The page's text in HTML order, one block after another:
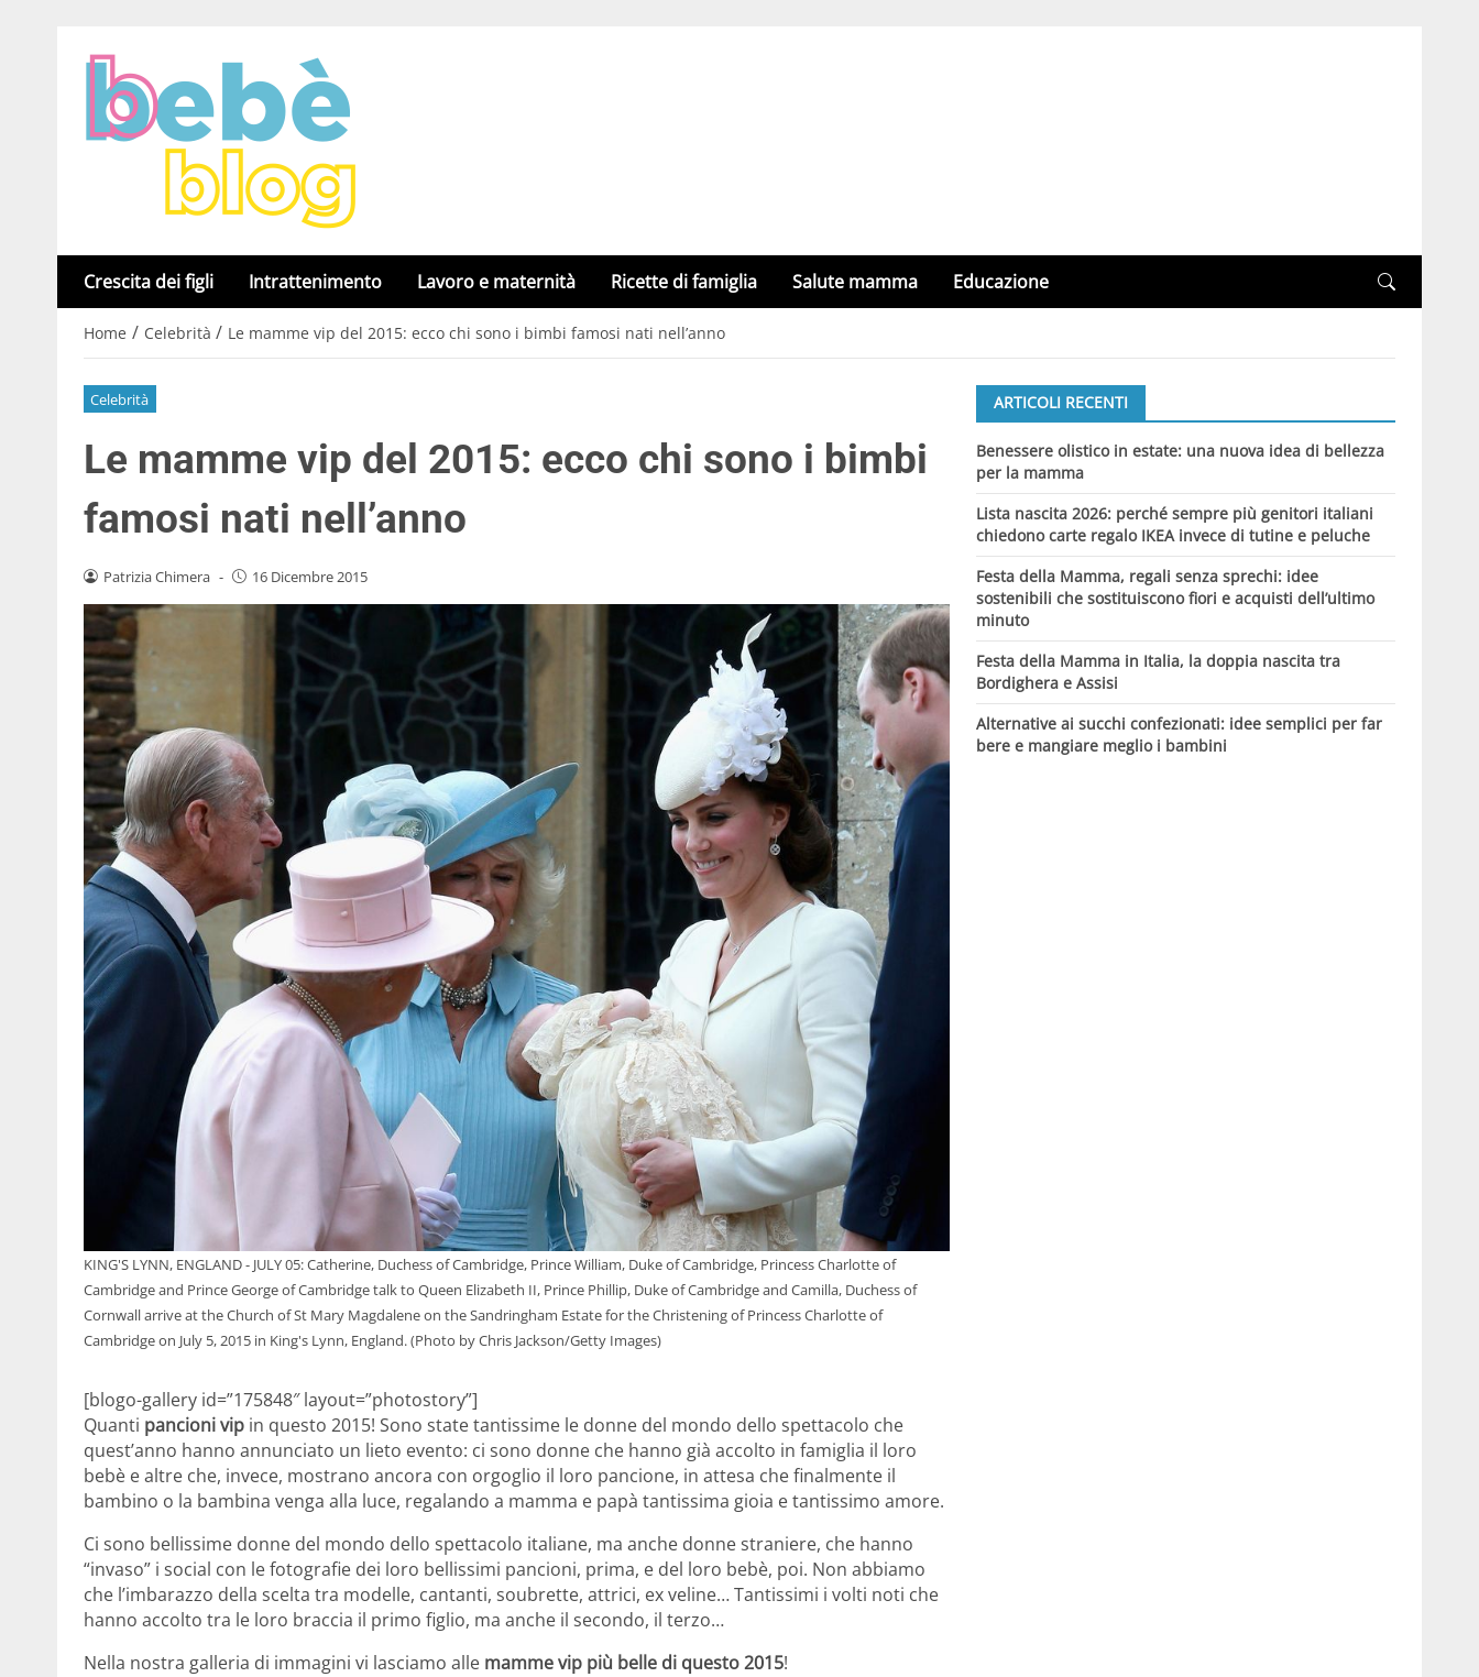
Crescita dei figli Intrattenimento Lavoro e maternità Ricette di famiglia Salute mamma Educazione
Home / Celebrità / Le mamme vip del 2015: ecco chi sono i bimbi famosi nati nell’anno
Celebrità
Le mamme vip del 2015: ecco chi sono i bimbi
famosi nati nell’anno
Patrizia Chimera - 16 Dicembre 2015
KING'S LYNN, ENGLAND - JULY 05: Catherine, Duchess of Cambridge, Prince William, Duke of Cambridge, Princess Charlotte of
Cambridge and Prince George of Cambridge talk to Queen Elizabeth II, Prince Phillip, Duke of Cambridge and Camilla, Duchess of
Cornwall arrive at the Church of St Mary Magdalene on the Sandringham Estate for the Christening of Princess Charlotte of
Cambridge on July 5, 2015 in King's Lynn, England. (Photo by Chris Jackson/Getty Images)
[blogo-gallery id=”175848″ layout=”photostory”]
Quanti pancioni vip in questo 2015! Sono state tantissime le donne del mondo dello spettacolo che
quest’anno hanno annunciato un lieto evento: ci sono donne che hanno già accolto in famiglia il loro
bebè e altre che, invece, mostrano ancora con orgoglio il loro pancione, in attesa che finalmente il
bambino o la bambina venga alla luce, regalando a mamma e papà tantissima gioia e tantissimo amore.
Ci sono bellissime donne del mondo dello spettacolo italiane, ma anche donne straniere, che hanno
“invaso” i social con le fotografie dei loro bellissimi pancioni, prima, e del loro bebè, poi. Non abbiamo
che l’imbarazzo della scelta tra modelle, cantanti, soubrette, attrici, ex veline… Tantissimi i volti noti che
hanno accolto tra le loro braccia il primo figlio, ma anche il secondo, il terzo…
Nella nostra galleria di immagini vi lasciamo alle mamme vip più belle di questo 2015!
ARTICOLI RECENTI
Benessere olistico in estate: una nuova idea di bellezza
per la mamma
Lista nascita 2026: perché sempre più genitori italiani
chiedono carte regalo IKEA invece di tutine e peluche
Festa della Mamma, regali senza sprechi: idee
sostenibili che sostituiscono fiori e acquisti dell’ultimo
minuto
Festa della Mamma in Italia, la doppia nascita tra
Bordighera e Assisi
Alternative ai succhi confezionati: idee semplici per far
bere e mangiare meglio i bambini